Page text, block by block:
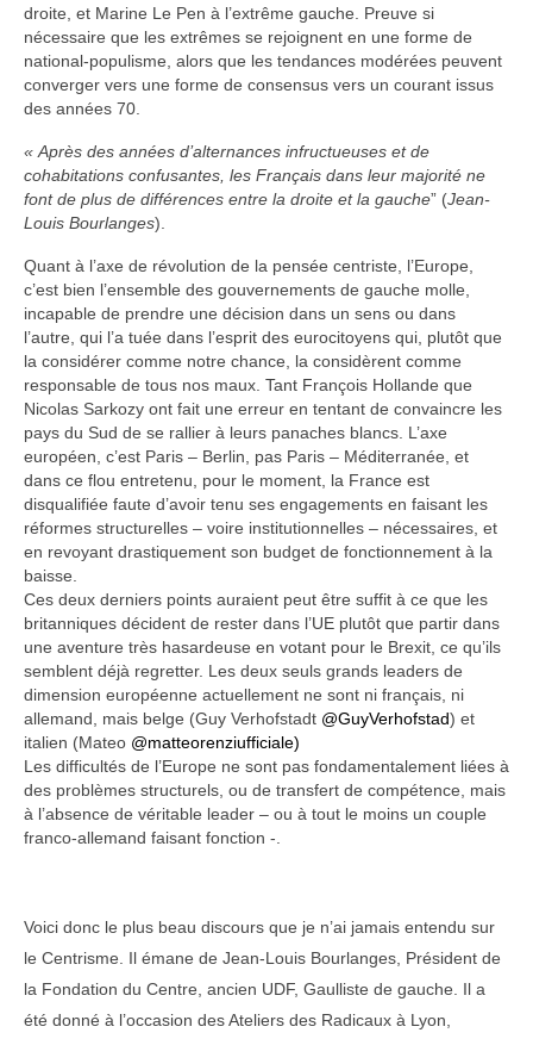
droite, et Marine Le Pen à l’extrême gauche. Preuve si
nécessaire que les extrêmes se rejoignent en une forme de
national-populisme, alors que les tendances modérées peuvent
converger vers une forme de consensus vers un courant issus
des années 70.
« Après des années d’alternances infructueuses et de
cohabitations confusantes, les Français dans leur majorité ne
font de plus de différences entre la droite et la gauche” (Jean-
Louis Bourlanges).
Quant à l’axe de révolution de la pensée centriste, l’Europe,
c’est bien l’ensemble des gouvernements de gauche molle,
incapable de prendre une décision dans un sens ou dans
l’autre, qui l’a tuée dans l’esprit des eurocitoyens qui, plutôt que
la considérer comme notre chance, la considèrent comme
responsable de tous nos maux. Tant François Hollande que
Nicolas Sarkozy ont fait une erreur en tentant de convaincre les
pays du Sud de se rallier à leurs panaches blancs. L’axe
européen, c’est Paris – Berlin, pas Paris – Méditerranée, et
dans ce flou entretenu, pour le moment, la France est
disqualifiée faute d’avoir tenu ses engagements en faisant les
réformes structurelles – voire institutionnelles – nécessaires, et
en revoyant drastiquement son budget de fonctionnement à la
baisse.
Ces deux derniers points auraient peut être suffit à ce que les
britanniques décident de rester dans l’UE plutôt que partir dans
une aventure très hasardeuse en votant pour le Brexit, ce qu’ils
semblent déjà regretter. Les deux seuls grands leaders de
dimension européenne actuellement ne sont ni français, ni
allemand, mais belge (Guy Verhofstadt @GuyVerhofstad) et
italien (Mateo @matteorenziufficiale)
Les difficultés de l’Europe ne sont pas fondamentalement liées à
des problèmes structurels, ou de transfert de compétence, mais
à l’absence de véritable leader – ou à tout le moins un couple
franco-allemand faisant fonction -.
Voici donc le plus beau discours que je n’ai jamais entendu sur
le Centrisme. Il émane de Jean-Louis Bourlanges, Président de
la Fondation du Centre, ancien UDF, Gaulliste de gauche. Il a
été donné à l’occasion des Ateliers des Radicaux à Lyon,